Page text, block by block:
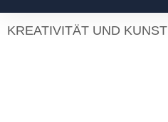
KREATIVITÄT UND KUNST